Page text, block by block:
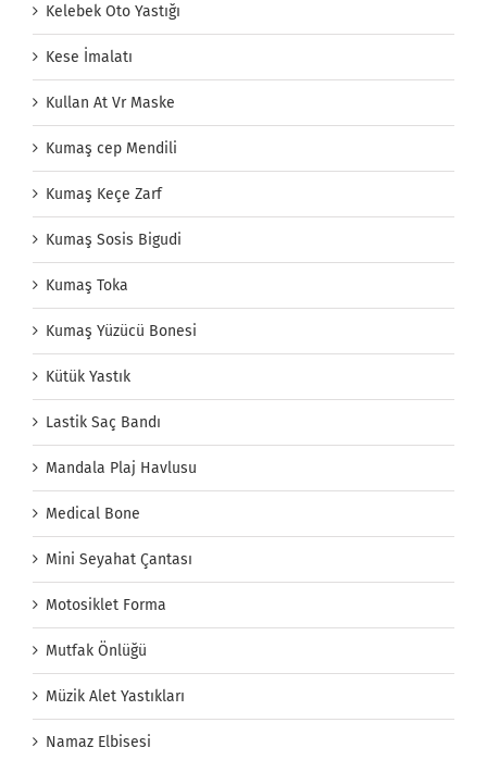
Kelebek Oto Yastığı
Kese İmalatı
Kullan At Vr Maske
Kumaş cep Mendili
Kumaş Keçe Zarf
Kumaş Sosis Bigudi
Kumaş Toka
Kumaş Yüzücü Bonesi
Kütük Yastık
Lastik Saç Bandı
Mandala Plaj Havlusu
Medical Bone
Mini Seyahat Çantası
Motosiklet Forma
Mutfak Önlüğü
Müzik Alet Yastıkları
Namaz Elbisesi